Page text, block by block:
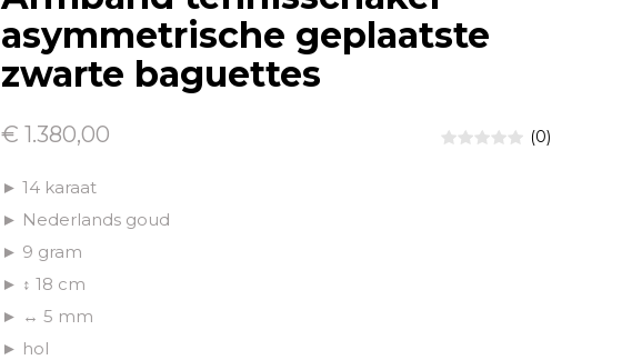
asymmetrische geplaatste
zwarte baguettes
€ 1.380,00 (0)
► 14 karaat
► Nederlands goud
► 9 gram
► ↕ 18 cm
► ↔ 5 mm
► hol